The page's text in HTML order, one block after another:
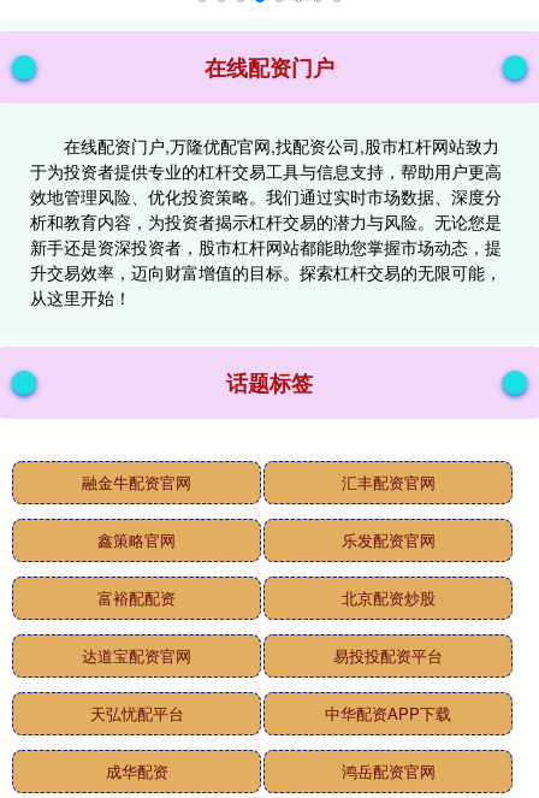
在线配资门户
在线配资门户,万隆优配官网,找配资公司,股市杠杆网站致力
于为投资者提供专业的杠杆交易工具与信息支持，帮助用户更高
效地管理风险、优化投资策略。我们通过实时市场数据、深度分
析和教育内容，为投资者揭示杠杆交易的潜力与风险。无论您是
新手还是资深投资者，股市杠杆网站都能助您掌握市场动态，提
升交易效率，迈向财富增值的目标。探索杠杆交易的无限可能，
从这里开始！
话题标签
融金牛配资官网 汇丰配资官网
鑫策略官网 乐发配资官网
富裕配配资 北京配资炒股
达道宝配资官网 易投投配资平台
天弘忧配平台 中华配资APP下载
成华配资 鸿岳配资官网